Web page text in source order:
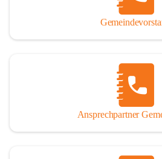
Ansprechpartner